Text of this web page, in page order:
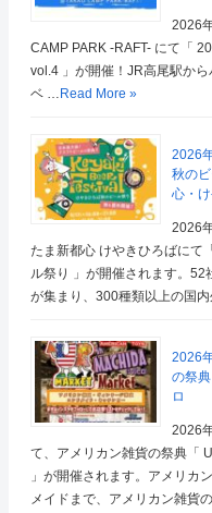
2026
CAMP PARK -RAFT- にて「
vol.4 」が開催！JR高尾駅か
ベ … Read More »
2026
秋の
心・
2026
たま新都心 けやきひろばにて
ル祭り 」が開催されます。52
が集まり、300種類以上の国
2026
の祭
ロ
2026
て、アメリカン雑貨の祭典「
」が開催されます。アメリカ
メイドまで、アメリカン雑貨